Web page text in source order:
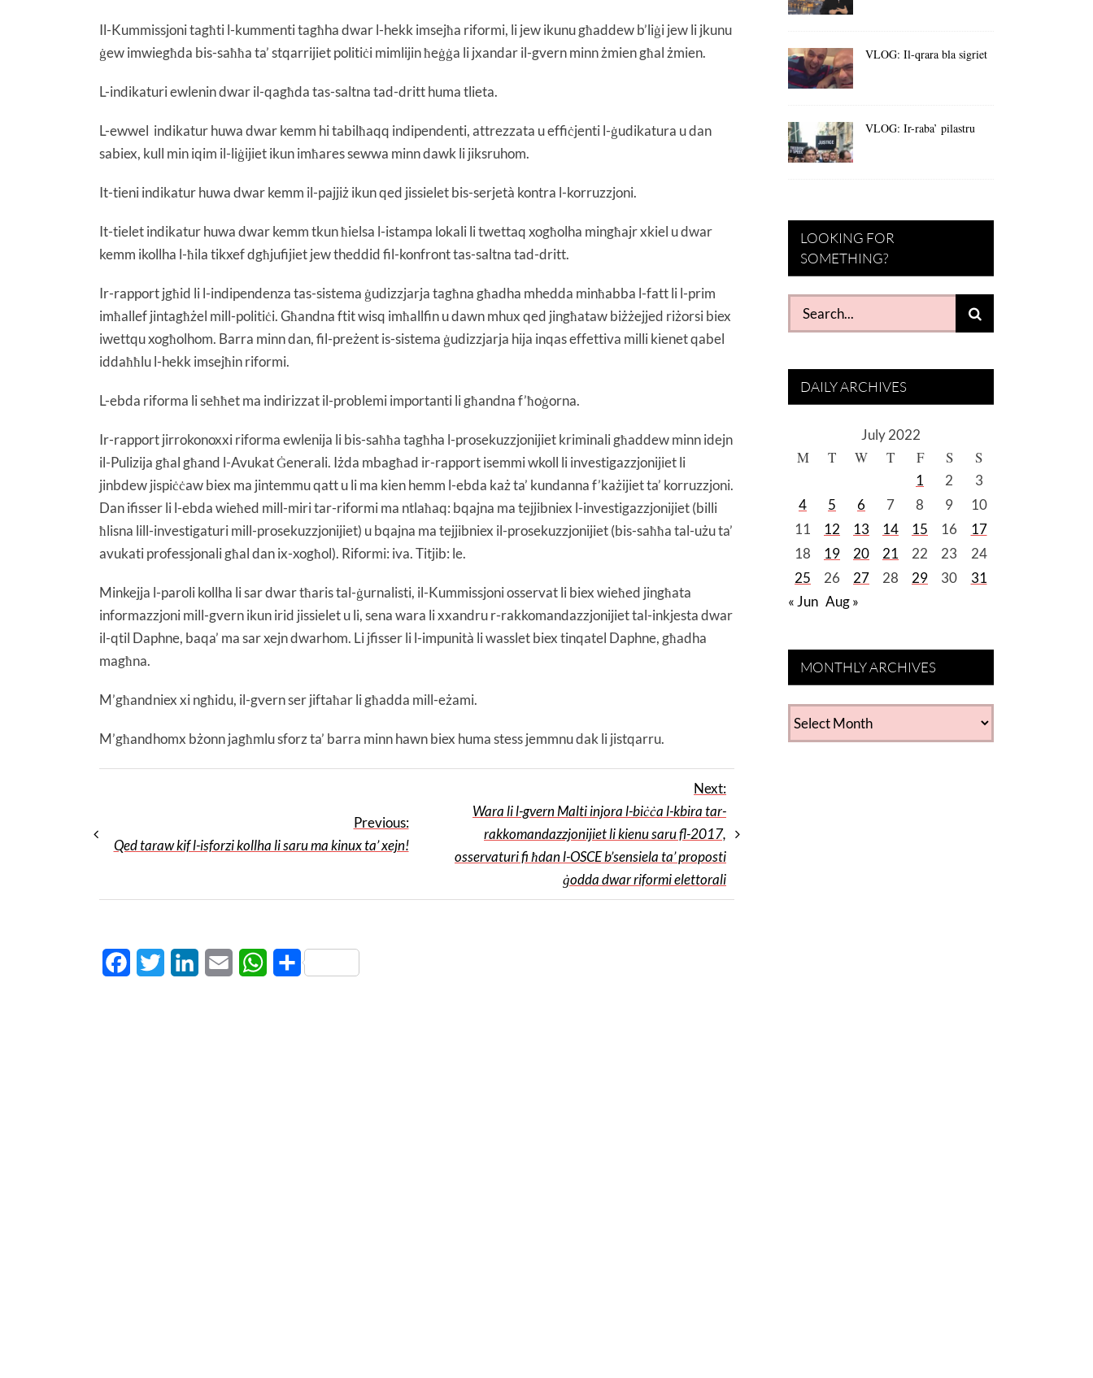
Il-Kummissjoni tagħti l-kummenti tagħha dwar l-hekk imsejħa riformi, li jew ikunu għaddew b’liġi jew li jkunu
ġew imwiegħda bis-saħħa ta’ stqarrijiet politiċi mimlijin ħeġġa li jxandar il-gvern minn żmien għal żmien.
L-indikaturi ewlenin dwar il-qagħda tas-saltna tad-dritt huma tlieta.
L-ewwel indikatur huwa dwar kemm hi tabilħaqq indipendenti, attrezzata u effiċjenti l-ġudikatura u dan
sabiex, kull min iqim il-liġijiet ikun imħares sewwa minn dawk li jiksruhom.
It-tieni indikatur huwa dwar kemm il-pajjiż ikun qed jissielet bis-serjetà kontra l-korruzzjoni.
It-tielet indikatur huwa dwar kemm tkun ħielsa l-istampa lokali li twettaq xogħolha mingħajr xkiel u dwar
kemm ikollha l-ħila tikxef dgħjufijiet jew theddid fil-konfront tas-saltna tad-dritt.
Ir-rapport jgħid li l-indipendenza tas-sistema ġudizzjarja tagħna għadha mhedda minħabba l-fatt li l-prim
imħallef jintagħżel mill-politiċi. Għandna ftit wisq imħallfin u dawn mhux qed jingħataw biżżejjed riżorsi biex
iwettqu xogħolhom. Barra minn dan, fil-preżent is-sistema ġudizzjarja hija inqas effettiva milli kienet qabel
iddaħħlu l-hekk imsejħin riformi.
L-ebda riforma li seħħet ma indirizzat il-problemi importanti li għandna f’ħoġorna.
Ir-rapport jirrokonoxxi riforma ewlenija li bis-saħħa tagħha l-prosekuzzjonijiet kriminali għaddew minn idejn
il-Pulizija għal għand l-Avukat Ġenerali. Iżda mbagħad ir-rapport isemmi wkoll li investigazzjonijiet li
jinbdew jispiċċaw biex ma jintemmu qatt u li ma kien hemm l-ebda każ ta’ kundanna f’każijiet ta’ korruzzjoni.
Dan ifisser li l-ebda wieħed mill-miri tar-riformi ma ntlaħaq: bqajna ma tejjibniex l-investigazzjonijiet (billi
ħlisna lill-investigaturi mill-prosekuzzjonijiet) u bqajna ma tejjibniex il-prosekuzzjonijiet (bis-saħħa tal-użu ta’
avukati professjonali għal dan ix-xogħol). Riformi: iva. Titjib: le.
Minkejja l-paroli kollha li sar dwar tħaris tal-ġurnalisti, il-Kummissjoni osservat li biex wieħed jingħata
informazzjoni mill-gvern ikun irid jissielet u li, sena wara li xxandru r-rakkomandazzjonijiet tal-inkjesta dwar
il-qtil Daphne, baqa’ ma sar xejn dwarhom. Li jfisser li l-impunità li wasslet biex tinqatel Daphne, għadha
magħna.
M’għandniex xi ngħidu, il-gvern ser jiftaħar li għadda mill-eżami.
M’għandhomx bżonn jagħmlu sforz ta’ barra minn hawn biex huma stess jemmnu dak li jistqarru.
Previous:
Qed taraw kif l-isforzi kollha li saru ma kinux ta’ xejn!
Next:
Wara li l-gvern Malti injora l-biċċa l-kbira tar-
rakkomandazzjonijiet li kienu saru fl-2017,
osservaturi fi ħdan l-OSCE b’sensiela ta’ proposti
ġodda dwar riformi elettorali
FacebookTwitter LinkedInEmail WhatsApp
Share
VLOG: Il-qrara bla sigriet
VLOG: Ir-raba’ pilastru
LOOKING FOR
SOMETHING?
Search
for:
DAILY ARCHIVES
July 2022
M T W T F S S
1 2
3
4
5 6 7 8 9
10
11
12 13 14 15 16
17
18
19 20 21 22 23
24
25
26 27 28 29 30
31
« Jun Aug »
MONTHLY ARCHIVES
MONTHLY
ARCHIVES